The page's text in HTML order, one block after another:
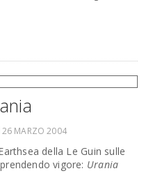
26 MARZO 2004
della Le Guin sulle
vigore: Urania